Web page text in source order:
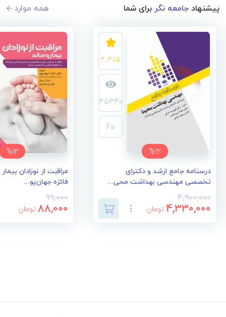
پیشنهادجامعه نگربرای شما همه موارد
%12
4.4/5
45340
Fa
درسنامه جامع ارشد و دکترای
تخصصی مهندسی بهداشت محی...
4,900,000
4,330,000 تومان
%12
مراقبت از نوزادان
فائزه جهان‌پو...
99,000
88,000 تومان